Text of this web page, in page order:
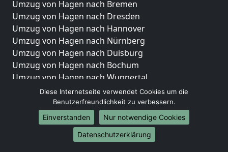
Umzug von Hagen nach Bremen
Umzug von Hagen nach Dresden
Umzug von Hagen nach Hannover
Umzug von Hagen nach Nürnberg
Umzug von Hagen nach Duisburg
Umzug von Hagen nach Bochum
Umzug von Hagen nach Wuppertal
Umzug von Hagen nach Bielefeld
Umzug von Hagen nach Bonn
Umzug von Hagen nach Münster
Internationale-Umzüge
Diese Internetseite verwendet Cookies um die
Benutzerfreundlichkeit zu verbessern.
Einverstanden
Nur notwendige Cookies
Datenschutzerklärung